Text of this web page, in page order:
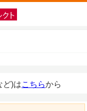
ど)はこちらから